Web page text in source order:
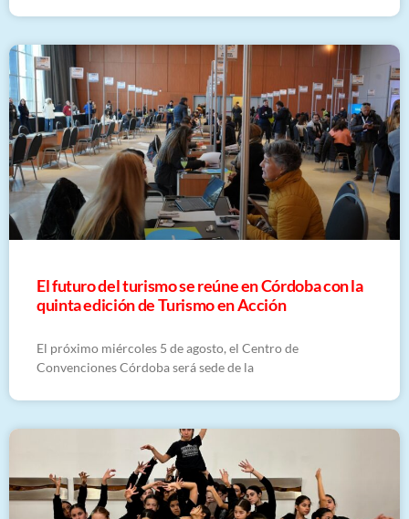
El futuro del turismo se reúne en Córdoba con la
quinta edición de Turismo en Acción
El próximo miércoles 5 de agosto, el Centro de
Convenciones Córdoba será sede de la